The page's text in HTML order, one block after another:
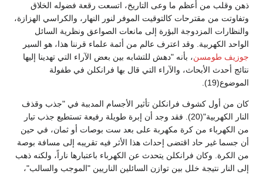
ذهن وقلب من أعظم ما وعى التاريخ، اتسعت رقعة فضوله الخلاق
وتفاوتت من مقترحات كالتوقيت الموفر لنور النهار، والكراسي الهزازة،
والنظارات المزدوجة البؤرة إلى مانعات الصواعق ونظرية السائل
الواحد الكهربية. وقد اعترف عالم من أئمة علماء قرننا هذا، هو السير
جوزيف طومسن، بأنه "دهش للتشابه بين بعض الآراء التي تهدينا إليها
نتائج أحدث الأبحاث، والآراء التي قال بها فرانكلن في طفولة
الموضوع(19).
كان من أول كشوف فرانكلن تأثير الأجسام المدببة في "جذب وقذف
النار الكهربية"(20). فقد وجد أن إبرة طويلة رفيعة تستطيع جذب تيار
من الكهرباء من كرة مكهربة على بعد ست بوصات أو ثمان، في حين
أن جسما غير حاد اقتضى إحداث هذا الأثر فيه تقريبه إلى مسافة بوصة
من الكرة. وكان فرانكلن يتحدث عن الكهرباء باعتبارها ناراً، ولكنه ذهب
إلى النار نتيجة خلل بين توازن السائلين الناريين "الموجب والسالب"،